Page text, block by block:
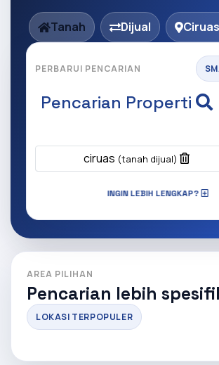
Tanah Dijual
PERBARUI PENCARIAN
Pencarian Properti
ciruas (tanah dijual)
INGIN LEBIH LENGKAP?
AREA PILIHAN
Pencarian lebih
LOKASI TERPOPULER